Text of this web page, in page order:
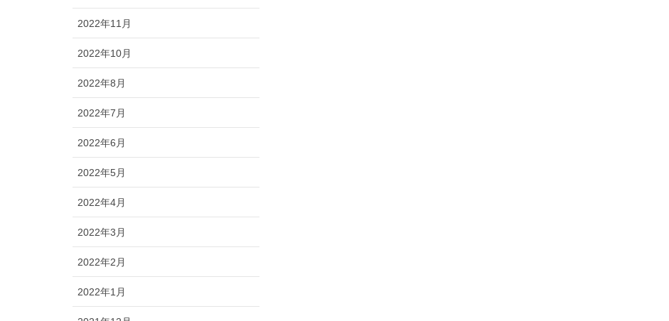
2022年11月
2022年10月
2022年8月
2022年7月
2022年6月
2022年5月
2022年4月
2022年3月
2022年2月
2022年1月